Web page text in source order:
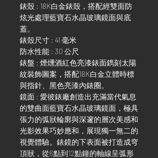
錶殼 : 18K白金錶殼，搭配經雙面防
炫光處理藍寶石水晶玻璃鏡面與底
蓋。
錶殼尺寸 : 41 毫米
防水性能 : 30 公尺
錶盤 : 煙燻酒紅色亮漆錶面鐫刻太陽
紋裝飾圖案，搭配18K白金立體時標
與指針、黑色亮漆內錶圈。
鏡面 : 愛彼錶廠創造出充滿當代氣息
的雙曲面藍寶石水晶玻璃鏡面，極具
張力的弧狀輪廓與深邃的層次美感和
光影效果巧妙應和，展現獨一無二的
視覺體驗。錶鏡的下表面被打造成穹
頂狀，從6點到12點鐘的軸線呈弧形